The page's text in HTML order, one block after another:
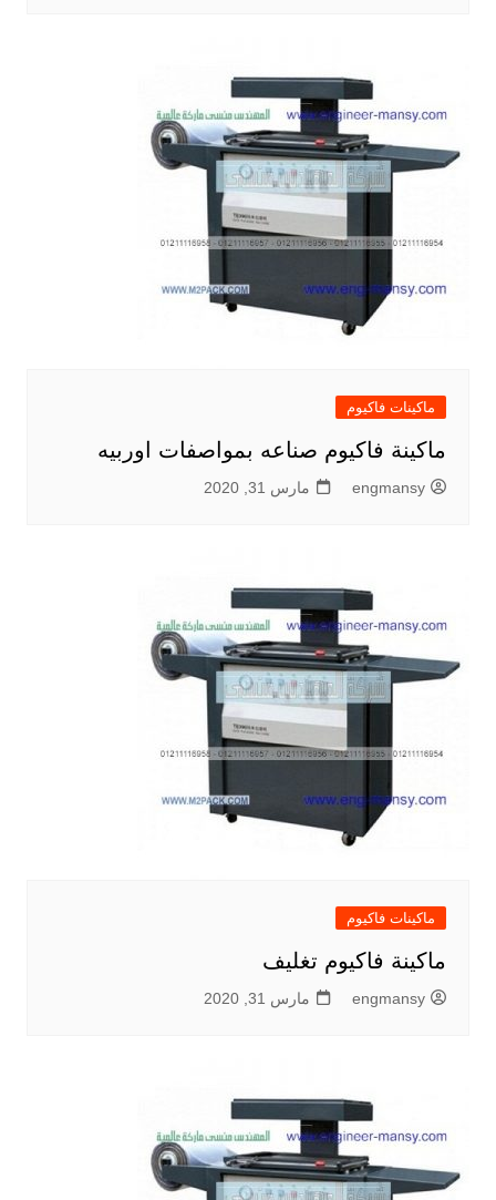
ماكينات فاكيوم
ماكينة فاكيوم صناعه بمواصفات اوربيه
engmansy مارس 31, 2020
ماكينات فاكيوم
ماكينة فاكيوم تغليف
engmansy مارس 31, 2020